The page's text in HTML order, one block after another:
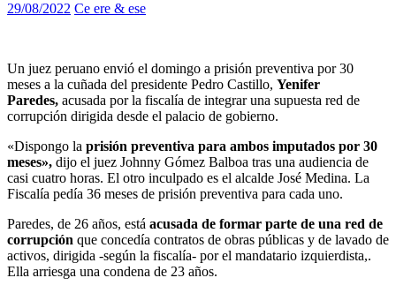
29/08/2022 Ce ere & ese
Un juez peruano envió el domingo a prisión preventiva por 30
meses a la cuñada del presidente Pedro Castillo, Yenifer
Paredes, acusada por la fiscalía de integrar una supuesta red de
corrupción dirigida desde el palacio de gobierno.
«Dispongo la prisión preventiva para ambos imputados por 30
meses», dijo el juez Johnny Gómez Balboa tras una audiencia de
casi cuatro horas. El otro inculpado es el alcalde José Medina. La
Fiscalía pedía 36 meses de prisión preventiva para cada uno.
Paredes, de 26 años, está acusada de formar parte de una red de
corrupción que concedía contratos de obras públicas y de lavado de
activos, dirigida -según la fiscalía- por el mandatario izquierdista,.
Ella arriesga una condena de 23 años.